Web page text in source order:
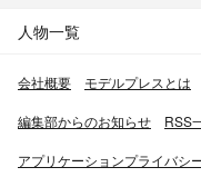
人物一覧
会社概要 モデルプレスとは
編集部からのお知らせ RSS
アプリケーションプライバシ